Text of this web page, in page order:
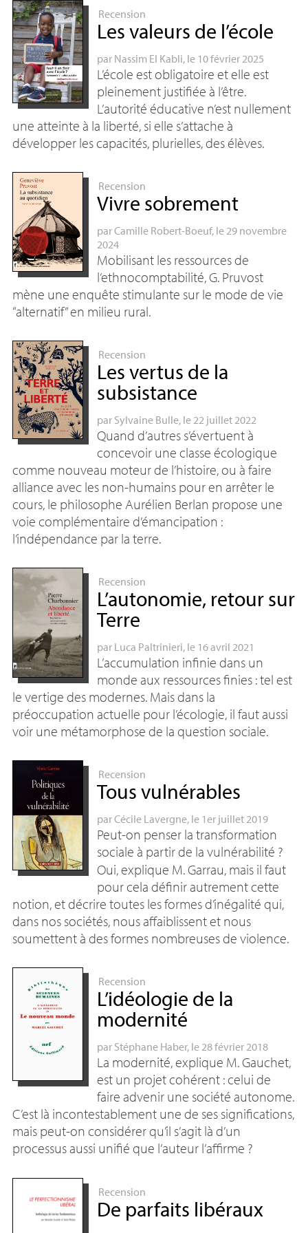
Recension
Les valeurs de l’école
par Nassim El Kabli, le 10 février 2025
L’école est obligatoire et elle est
pleinement justifiée à l’être.
L’autorité éducative n’est nullement
une atteinte à la liberté, si elle s’attache à
développer les capacités, plurielles, des élèves.
Recension
Vivre sobrement
parCamille Robert-Boeuf, le 29 novembre
2024
Mobilisant les ressources de
l’ethnocomptabilité, G. Pruvost
mène une enquête stimulante sur le mode de vie
“alternatif” en milieu rural.
Recension
Les vertus de la
subsistance
par Sylvaine Bulle, le 22 juillet 2022
Quand d’autres s’évertuent à
concevoir une classe écologique
comme nouveau moteur de l’histoire, ou à faire
alliance avec les non-humains pour en arrêter le
cours, le philosophe Aurélien Berlan propose une
voie complémentaire d’émancipation :
l’indépendance par la terre.
Recension
L’autonomie, retour sur
Terre
par Luca Paltrinieri, le 16 avril 2021
L’accumulation infinie dans un
monde aux ressources finies : tel est
le vertige des modernes. Mais dans la
préoccupation actuelle pour l’écologie, il faut aussi
voir une métamorphose de la question sociale.
Recension
Tous vulnérables
parCécile Lavergne, le 1er juillet 2019
Peut-on penser la transformation
sociale à partir de la vulnérabilité ?
Oui, explique M. Garrau, mais il faut
pour cela définir autrement cette
notion, et décrire toutes les formes d’inégalité qui,
dans nos sociétés, nous affaiblissent et nous
soumettent à des formes nombreuses de violence.
Recension
L’idéologie de la
modernité
par Stéphane Haber, le 28 février 2018
La modernité, explique M. Gauchet,
est un projet cohérent : celui de
faire advenir une société autonome.
C’est là incontestablement une de ses significations,
mais peut-on considérer qu’il s’agit là d’un
processus aussi unifié que l’auteur l’affirme ?
Recension
De parfaits libéraux